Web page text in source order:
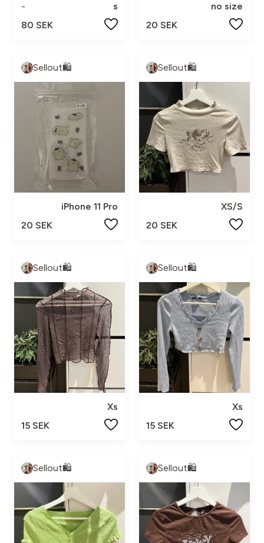
-
s
80 SEK
no size
20 SEK
Sellout🛍️
iPhone 11 Pro
20 SEK
Sellout🛍️
XS/S
20 SEK
Sellout🛍️
Xs
15 SEK
Sellout🛍️
Xs
15 SEK
Sellout🛍️ Sellout🛍️